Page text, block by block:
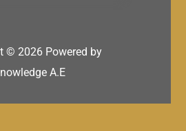
© 2026 Powered by
A.E